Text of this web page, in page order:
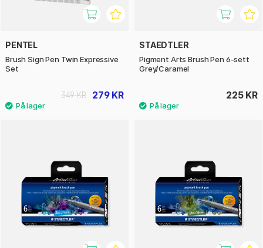
PENTEL
Brush Sign Pen Twin Expressive
Set
279 KR
349 KR
STAEDTLER
Pigment Arts Brush Pen 6-sett
Grey/Caramel
225 KR